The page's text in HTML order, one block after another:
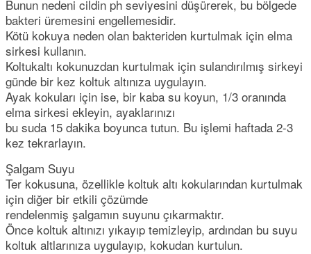
Bunun nedeni cildin ph seviyesini düşürerek, bu bölgede
bakteri üremesini engellemesidir.
Kötü kokuya neden olan bakteriden kurtulmak için elma
sirkesi kullanın.
Koltukaltı kokunuzdan kurtulmak için sulandırılmış sirkeyi
günde bir kez koltuk altınıza uygulayın.
Ayak kokuları için ise, bir kaba su koyun, 1/3 oranında
elma sirkesi ekleyin, ayaklarınızı
bu suda 15 dakika boyunca tutun. Bu işlemi haftada 2-3
kez tekrarlayın.
Şalgam Suyu
Ter kokusuna, özellikle koltuk altı kokularından kurtulmak
için diğer bir etkili çözümde
rendelenmiş şalgamın suyunu çıkarmaktır.
Önce koltuk altınızı yıkayıp temizleyip, ardından bu suyu
koltuk altlarınıza uygulayıp, kokudan kurtulun.